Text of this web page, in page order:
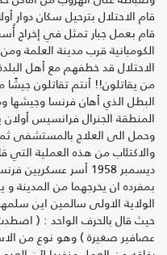
قام الاحتلال بترحيل سكان دوار
قام بعمل جبار تمثل في إخراج
الكومبانية قرب مدينة العلمة
الاحتلال قد خطفهم مع أهل
من يقاتلون!! أنتم تقاتلون
البطل الذي أهان فرنسا
المنطقة الجنرال فرانسيس
وحمل الى العلاج بالمستشفى
والاكتئاب من هذه العملية
ديسمبر 1958 أسر
بمفرده ان يخرجهما من المدينة
الولاية الاولى سالمين اين
حيث قال بالحرف الواحد : (
عصافير صغيرة ) وهو نوع من